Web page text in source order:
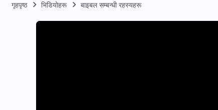
गृहपृष्ठ भिडियोहरू बाइबल सम्‍बन्धी रहस्यहरू